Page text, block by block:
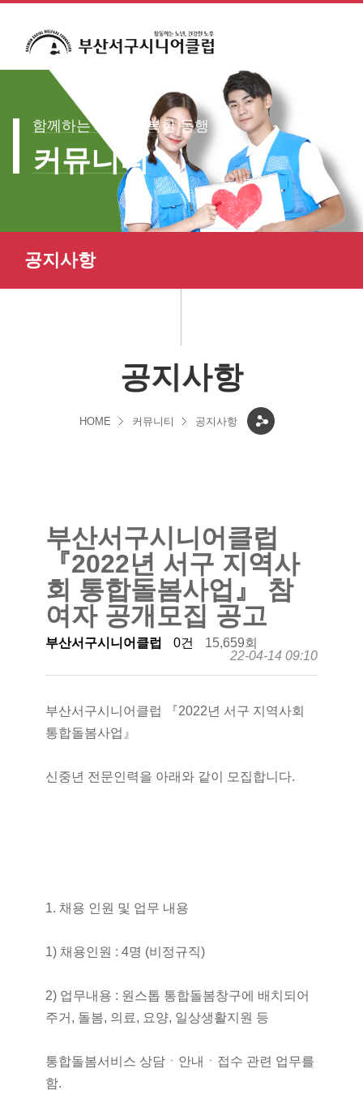
함께하는 세상, 행복한 동행
커뮤니티
공지사항
공지사항
HOME 커뮤니티 공지사항
부산서구시니어클럽
『2022년 서구 지역사
회 통합돌봄사업』 참
여자 공개모집 공고
부산서구시니어클럽 0건
15,659회
22-04-14 09:10
부산서구시니어클럽 『2022년 서구 지역사회
통합돌봄사업』
신중년 전문인력을 아래와 같이 모집합니다.
1. 채용 인원 및 업무 내용
1) 채용인원 : 4명 (비정규직)
2) 업무내용 : 원스톱 통합돌봄창구에 배치되어
주거, 돌봄, 의료, 요양, 일상생활지원 등
통합돌봄서비스 상담ㆍ안내ㆍ접수 관련 업무를
함.